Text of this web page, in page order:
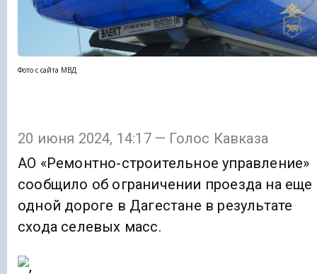
Фото с сайта МВД
20 июня 2024, 14:17 — Голос Кавказа
АО «Ремонтно-строительное управление»
сообщило об ограничении проезда на еще
одной дороге в Дагестане в результате
схода селевых масс.